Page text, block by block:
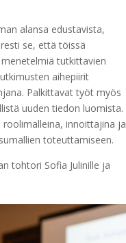
alansa edustavista,
se, että töissä
tutkittavien
aihepiirit
Palkittavat työt myös
uuden tiedon luomista.
innoittajina ja
toteuttamiseen.
tohtori Sofia Julinille ja